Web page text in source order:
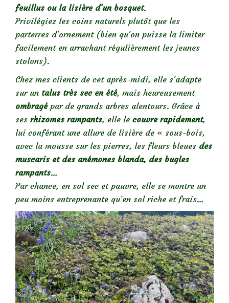
feuillus ou la lisière d’un bosquet.
Privilégiez les coins naturels plutôt que les
parterres d’ornement (bien qu’on puisse la limiter
facilement en arrachant régulièrement les jeunes
stolons).
Chez mes clients de cet après-midi, elle s’adapte
sur un talus très sec en été, mais heureusement
ombragépar de grands arbres alentours. Grâce à
ses rhizomes rampants, elle le couvre rapidement,
lui conférant une allure de lisière de « sous-bois,
avec la mousse sur les pierres, les fleurs bleues des
muscaris et des anémones blanda, des bugles
rampants…
Par chance, en sol sec et pauvre, elle se montre un
peu moins entreprenante qu’en sol riche et frais…